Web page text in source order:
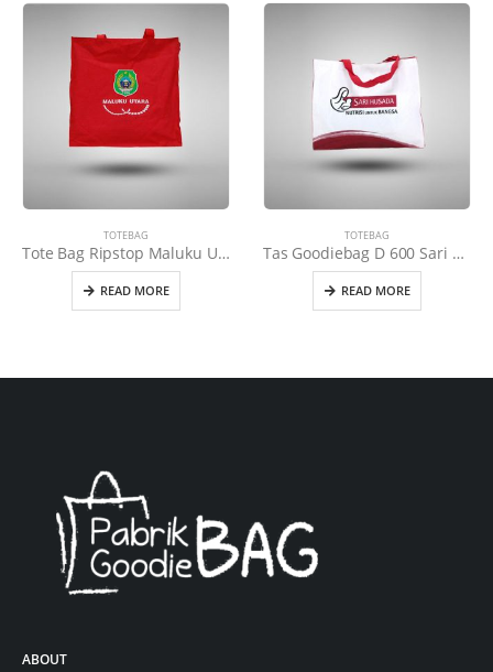
TOTEBAG
Tote Bag Ripstop Maluku Utara Merah
READ MORE
TOTEBAG
Tas Goodiebag D 600 Sari Husada
READ MORE
ABOUT